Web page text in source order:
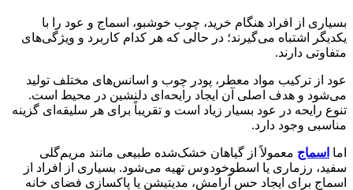
بسیاری از افراد هنگام خرید، چوب خوشبو، اسماج و عود را با
یکدیگر اشتباه می‌گیرند؛ در حالی که هر کدام کاربرد و ویژگی‌های
متفاوتی دارند.
عود از ترکیب مواد معطر، پودر چوب و اسانس‌های مختلف تولید
می‌شود و هدف اصلی آن ایجاد رایحه‌ای دلنشین در محیط است.
تنوع رایحه در عود بسیار زیاد است و تقریباً برای هر سلیقه‌ای گزینه
مناسبی وجود دارد.
اما اسماج معمولاً از گیاهان خشک‌شده طبیعی مانند مریم‌گلی
سفید، رزماری یا اسطوخودوس تهیه می‌شود. بسیاری از افراد از
اسماج برای ایجاد حس آرامش، مدیتیشن یا پاکسازی فضای خانه